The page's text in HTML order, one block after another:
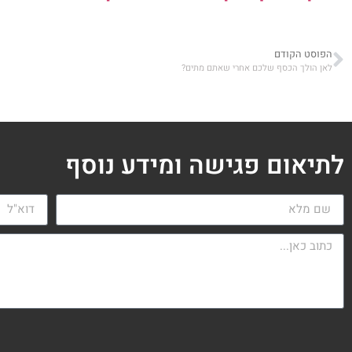
הפוסט הקודם
לאן הולך הכסף שלכם אחרי שאתם מתים?
לתיאום פגישה ומידע נוסף